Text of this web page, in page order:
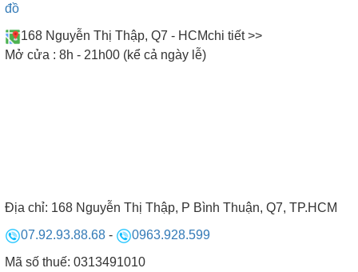
1 2 3 4 5 6 7 8 9
10
đồ
168 Nguyễn Thị Thập, Q7 - HCMchi tiết >>
Mở cửa : 8h - 21h00 (kể cả ngày lễ)
Địa chỉ: 168 Nguyễn Thị Thập, P Bình Thuận, Q7, TP.HCM
07.92.93.88.68 -
0963.928.599
Mã số thuế: 0313491010